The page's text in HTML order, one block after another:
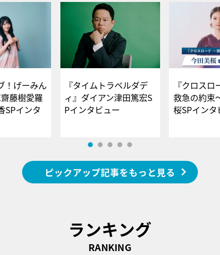
！げーみん
藤樹愛羅
SPインタ
『タイムトラベルダデ
ィ』ダイアン津田篤宏S
Pインタビュー
『クロス
救急の約束
桜SPイ
ピックアップ記事をもっと見る
ランキング
RANKING